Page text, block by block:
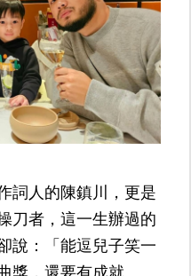
詞人的陳鎮川，更是
刀者，這一生辦過的
說：「能逗兒子笑一
獎，還要有成就